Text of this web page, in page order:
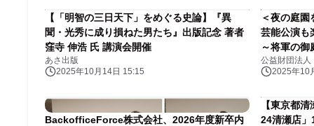
【「明智の三日天下」をめぐる史論】『異
聞・光秀に成り損ねた男たち』出版記念 著者
窪寺 伸浩 氏 講演会開催
あさ出版
2025年10月14日 15:15
＜夜の庭
芸能公演も
～将軍の
10/31(金)
公益財団法
2025年10
BackofficeForce株式会社、2026年度新卒内
【東京都
24清瀬店